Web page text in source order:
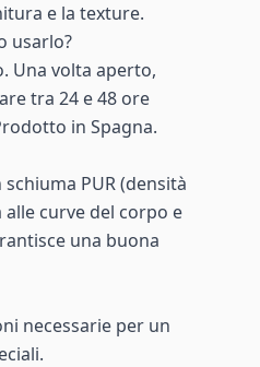
e la texture.
usarlo?
Una volta aperto,
tra 24 e 48 ore
in Spagna.
PUR (densità
curve del corpo e
una buona
necessarie per un